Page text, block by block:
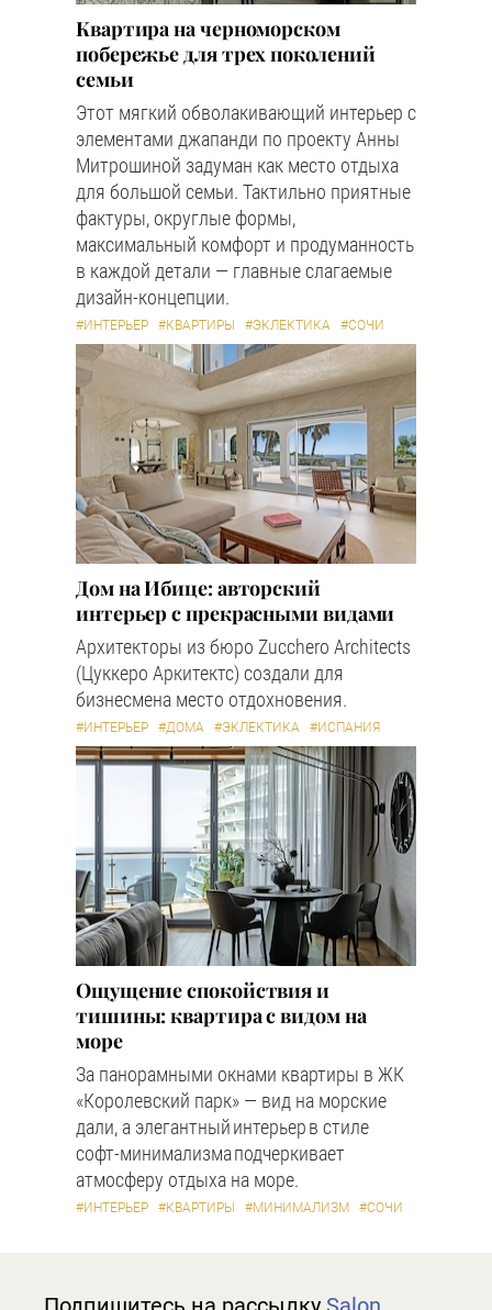
Квартира на черноморском
побережье для трех поколений
семьи
Этот мягкий обволакивающий интерьер с
элементами джапанди по проекту Анны
Митрошиной задуман как место отдыха
для большой семьи. Тактильно приятные
фактуры, округлые формы,
максимальный комфорт и продуманность
в каждой детали — главные слагаемые
дизайн-концепции.
#ИНТЕРЬЕР #КВАРТИРЫ #ЭКЛЕКТИКА #СОЧИ
Дом на Ибице: авторский
интерьер с прекрасными видами
Архитекторы из бюро Zucchero Architects
(Цуккеро Аркитектс) создали для
бизнесмена место отдохновения.
#ИНТЕРЬЕР #ДОМА #ЭКЛЕКТИКА #ИСПАНИЯ
Ощущение спокойствия и
тишины: квартира с видом на
море
За панорамными окнами квартиры в ЖК
«Королевский парк» — вид на морские
дали, а элегантный интерьер в стиле
софт-минимализма подчеркивает
атмосферу отдыха на море.
#ИНТЕРЬЕР #КВАРТИРЫ #МИНИМАЛИЗМ #СОЧИ